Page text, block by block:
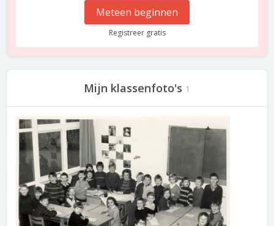
Meteen beginnen
Registreer gratis
Mijn klassenfoto's 1